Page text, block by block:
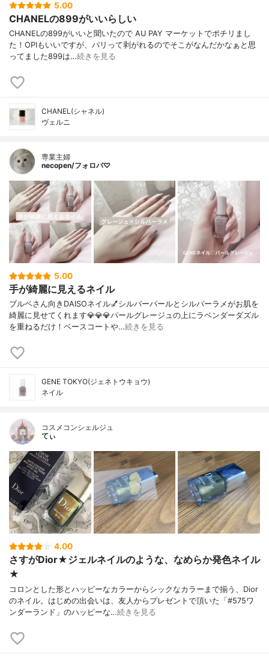
5.00
CHANELの899がいいらしい
CHANELの899がいいと聞いたので AU PAY マーケットでポチリまし
た！OPIもいいですが、パリって剥がれるのでそこがなんだかなぁと思
ってました899は…続きを見る
CHANEL(シャネル)
ヴェルニ
専業主婦
necopen/フォロバ♡
5.00
手が綺麗に見えるネイル
ブルベさん向きDAISOネイル💅シルバーパールとシルバーラメがお肌を
綺麗に見せてくれます💎💎💎パールグレージュの上にラベンダーダズル
を重ねるだけ！ベースコートや…続きを見る
GENE TOKYO(ジェネトウキョウ)
ネイル
コスメコンシェルジュ
てぃ
4.00
さすがDior★ジェルネイルのような、なめらか発色ネイル
★
コロンとした形とハッピーなカラーからシックなカラーまで揃う、Dior
のネイル。はじめの出会いは、友人からプレゼントで頂いた「#575ワ
ンダーランド」のハッピーな…続きを見る